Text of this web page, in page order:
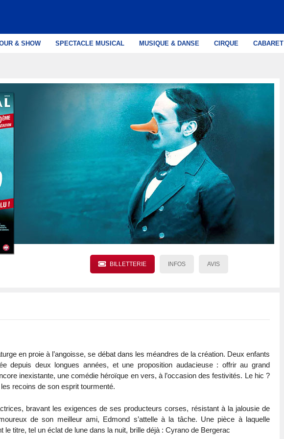
& SHOW SPECTACLE MUSICAL MUSIQUE & DANSE CIRQUE CABARET
BILLETTERIE INFOS AVIS
en proie à l’angoisse, se débat dans les méandres de la création. Deux enfants
depuis deux longues années, et une proposition audacieuse : offrir au grand
inexistante, une comédie héroïque en vers, à l’occasion des festivités. Le hic ?
recoins de son esprit tourmenté.
bravant les exigences de ses producteurs corses, résistant à la jalousie de
de son meilleur ami, Edmond s’attelle à la tâche. Une pièce à laquelle
le titre, tel un éclat de lune dans la nuit, brille déjà : Cyrano de Bergerac